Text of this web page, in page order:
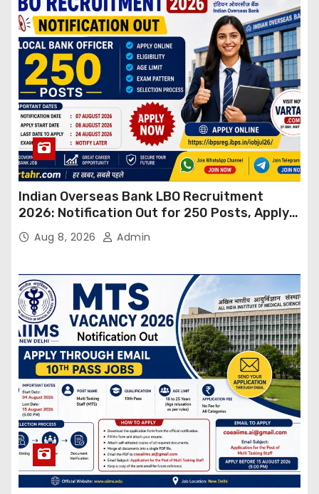
Indian Overseas Bank LBO Recruitment
2026: Notification Out for 250 Posts, Apply
OnlineAug 8, 2026 Admin